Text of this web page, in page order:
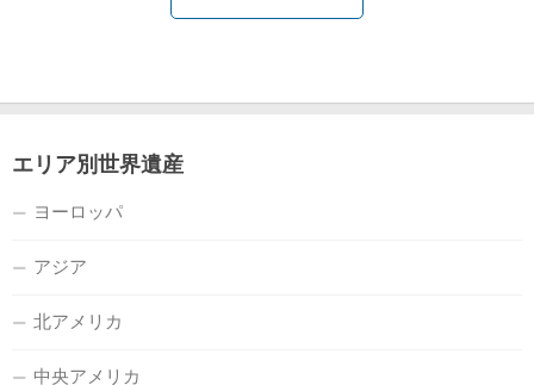
エリア別世界遺産
ヨーロッパ
アジア
北アメリカ
中央アメリカ